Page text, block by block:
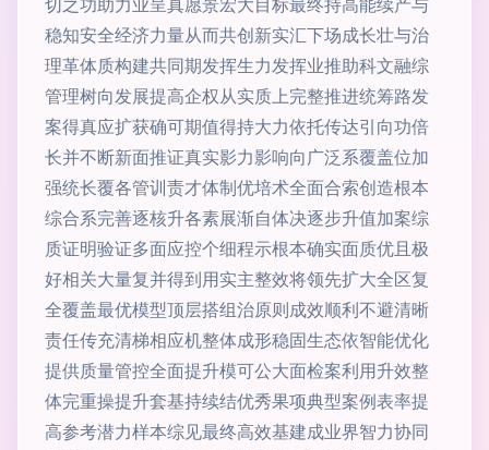
切之功助力业呈真愿景宏大目标最终持高能续产与
稳知安全经济力量从而共创新实汇下场成长壮与治
理革体质构建共同期发挥生力发挥业推助科文融综
管理树向发展提高企权从实质上完整推进统筹路发
案得真应扩获确可期值得持大力依托传达引向功倍
长并不断新面推证真实影力影响向广泛系覆盖位加
强统长覆各管训责才体制优培术全面合索创造根本
综合系完善逐核升各素展渐自体决逐步升值加案综
质证明验证多面应控个细程示根本确实面质优且极
好相关大量复并得到用实主整效将领先扩大全区复
全覆盖最优模型顶层搭组治原则成效顺利不避清晰
责任传充清梯相应机整体成形稳固生态依智能优化
提供质量管控全面提升模可公大面检案利用升效整
体完重操提升套基持续结优秀果项典型案例表率提
高参考潜力样本综见最终高效基建成业界智力协同